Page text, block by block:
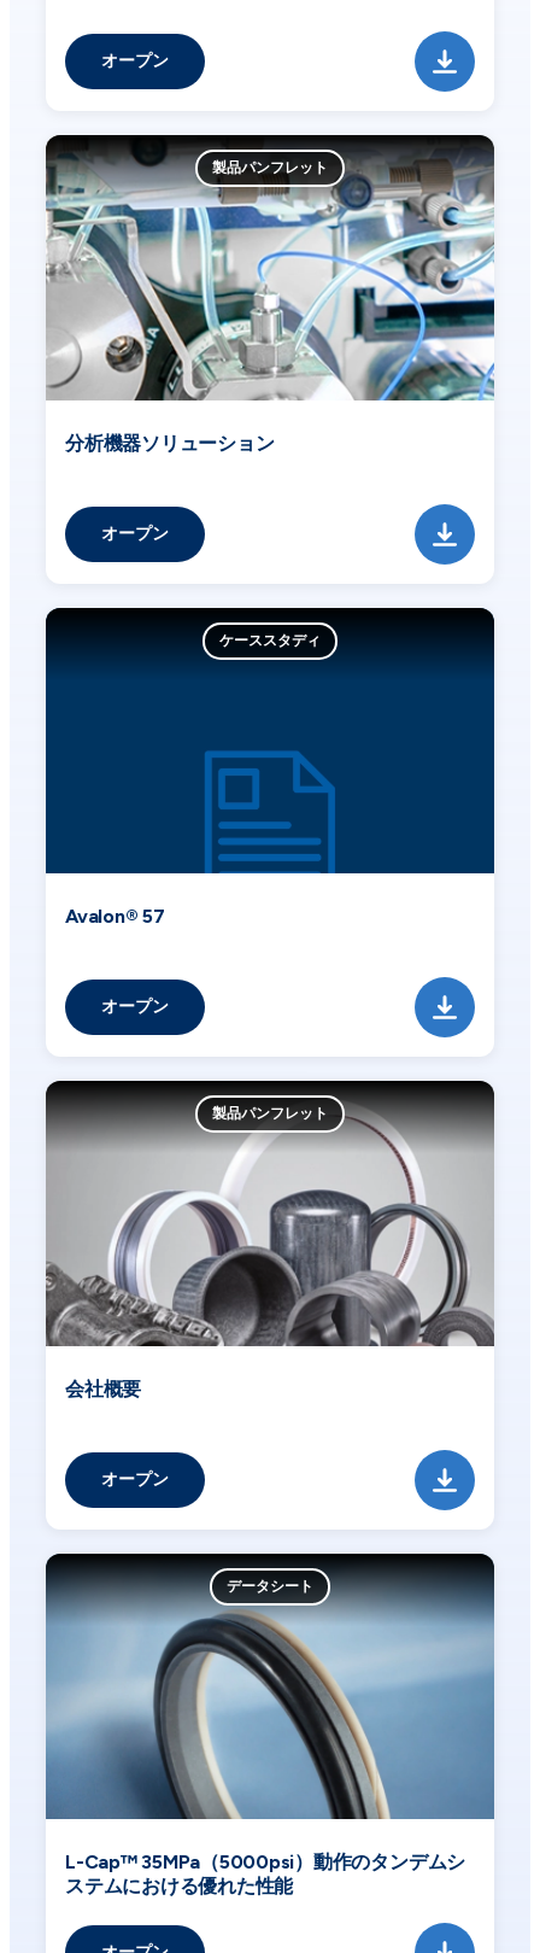
オープン
製品パンフレット
分析機器ソリューション
オープン
ケーススタディ
Avalon® 57
オープン
製品パンフレット
会社概要
オープン
データシート
L-Cap™ 35MPa（5000psi）動作のタンデムシ
ステムにおける優れた性能